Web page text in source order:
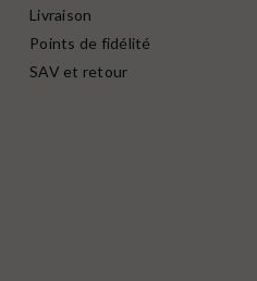
Livraison
Points de fidélité
SAV et retour